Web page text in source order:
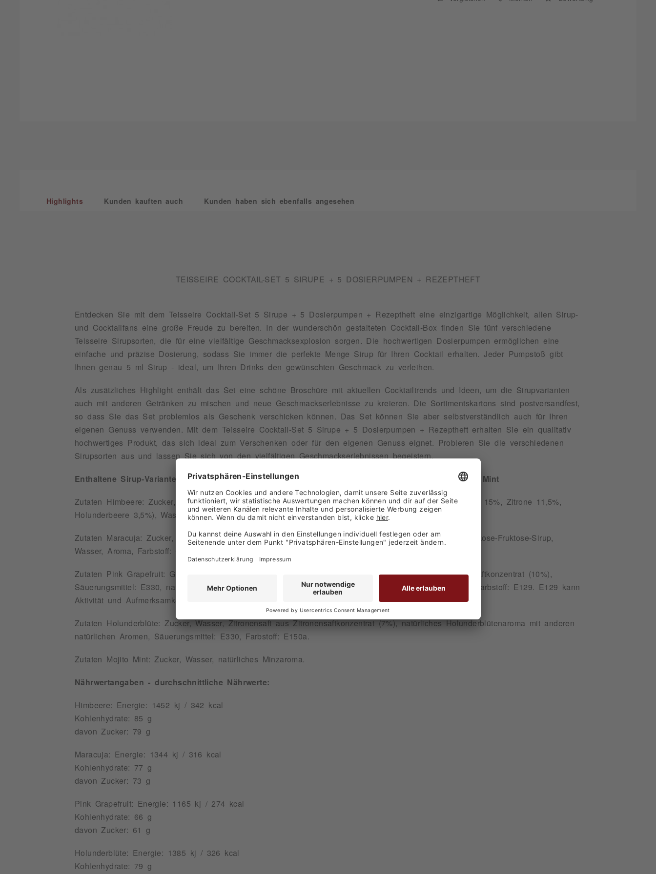
Highlights Kunden kauften auch Kunden haben sich ebenfalls angesehen
TEISSEIRE COCKTAIL-SET 5 SIRUPE + 5 DOSIERPUMPEN + REZEPTHEFT
Entdecken Sie mit dem Teisseire Cocktail-Set 5 Sirupe + 5 Dosierpumpen + Rezeptheft eine einzigartige Möglichkeit, allen Sirup-
und Cocktailfans eine große Freude zu bereiten. In der wunderschön gestalteten Cocktail-Box finden Sie fünf verschiedene
Teisseire Sirupsorten, die für eine vielfältige Geschmacksexplosion sorgen. Die hochwertigen Dosierpumpen ermöglichen eine
einfache und präzise Dosierung, sodass Sie immer die perfekte Menge Sirup für Ihren Cocktail erhalten. Jeder Pumpstoß gibt
Ihnen genau 5 ml Sirup - ideal, um Ihren Drinks den gewünschten Geschmack zu verleihen.
Als zusätzliches Highlight enthält das Set eine schöne Broschüre mit aktuellen Cocktailtrends und Ideen, um die Sirupvarianten
auch mit anderen Getränken zu mischen und neue Geschmackserlebnisse zu kreieren. Die Sortimentskartons sind postversandfest,
so dass Sie das Set problemlos als Geschenk verschicken können. Das Set können Sie aber selbstverständlich auch für Ihren
eigenen Genuss verwenden. Mit dem Teisseire Cocktail-Set 5 Sirupe + 5 Dosierpumpen + Rezeptheft erhalten Sie ein qualitativ
hochwertiges Produkt, das sich ideal zum Verschenken oder für den eigenen Genuss eignet. Probieren Sie die verschiedenen
Sirupsorten aus und lassen Sie sich von den vielfältigen Geschmackserlebnissen begeistern.
Enthaltene Sirup-Varianten (jeweils 0,7l): Himbeere, Maracuja, Pink Grapefruit, Holunderblüte, Mojito Mint
Zutaten Himbeere: Zucker, Glukose-Fruktose-Sirup, Fruchtsaft aus Fruchtsaftkonzentraten (30%) (Himbeere 15%, Zitrone 11,5%,
Holunderbeere 3,5%), Wasser, Aroma.
Zutaten Maracuja: Zucker, Fruchtsaft aus Fruchtsaftkonzentraten (38%) (Maracuja 21%, Zitrone 17%), Glukose-Fruktose-Sirup,
Wasser, Aroma, Farbstoff: Carotin, färbender Extrakt aus Paprika.
Zutaten Pink Grapefruit: Glukose-Fruktose-Sirup, Wasser, Zucker, Pink Grapefruitsaft aus Pink Grapefruitsaftkonzentrat (10%),
Säuerungsmittel: E330, natürliches Grapefruitaroma mit anderen natürlichen Aromen, Stabilisator: E445, Farbstoff: E129. E129 kann
Aktivität und Aufmerksamkeit bei Kindern beeinträchtigen.
Zutaten Holunderblüte: Zucker, Wasser, Zitronensaft aus Zitronensaftkonzentrat (7%), natürliches Holunderblütenaroma mit anderen
natürlichen Aromen, Säuerungsmittel: E330, Farbstoff: E150a.
Zutaten Mojito Mint: Zucker, Wasser, natürliches Minzaroma.
Nährwertangaben - durchschnittliche Nährwerte:
Himbeere: Energie: 1452 kj / 342 kcal
Kohlenhydrate: 85 g
davon Zucker: 79 g
Maracuja: Energie: 1344 kj / 316 kcal
Kohlenhydrate: 77 g
davon Zucker: 73 g
Pink Grapefruit: Energie: 1165 kj / 274 kcal
Kohlenhydrate: 66 g
davon Zucker: 61 g
Holunderblüte: Energie: 1385 kj / 326 kcal
Kohlenhydrate: 79 g